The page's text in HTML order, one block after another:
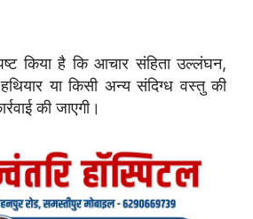
किया है कि आचार संहिता उल्लंघन,
या किसी अन्य संदिग्ध वस्तु की
की जाएगी।